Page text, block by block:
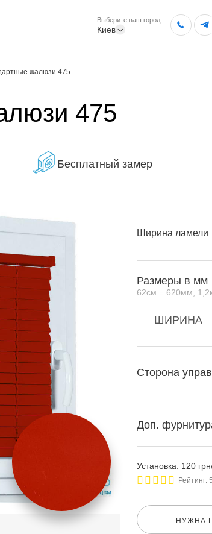
Выберите ваш город:
Киев
жалюзи 475
475
Бесплатный замер
Ширина ламели
Размеры в мм
62см = 620мм,
Сторона
Доп.
Установка: 120
Рейтинг:5
НУЖНА